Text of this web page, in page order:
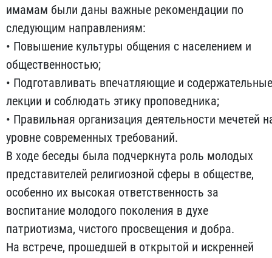
имамам были даны важные рекомендации по
следующим направлениям:
• Повышение культуры общения с населением и
общественностью;
• Подготавливать впечатляющие и содержательные
лекции и соблюдать этику проповедника;
• Правильная организация деятельности мечетей
уровне современных требований.
В ходе беседы была подчеркнута роль молодых
представителей религиозной сферы в обществе,
особенно их высокая ответственность за
воспитание молодого поколения в духе
патриотизма, чистого просвещения и добра.
На встрече, прошедшей в открытой и искренней